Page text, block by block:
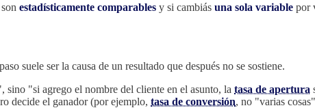
estadísticamente comparables y si cambiás una sola variable por
suele ser la causa de un resultado que después no se sostiene.
sino "si agrego el nombre del cliente en el asunto, la tasa de apertura
decide el ganador (por ejemplo, tasa de conversión, no "varias